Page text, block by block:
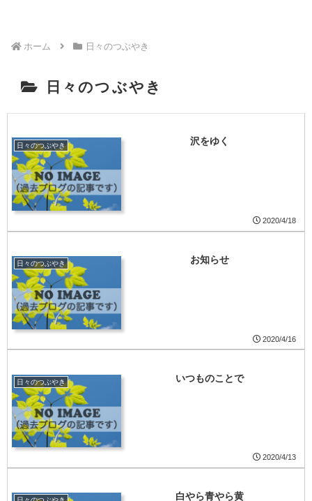
ホーム 日々のつぶやき
日々のつぶやき
日々のつぶやき 沢をゆく
2020/4/18
日々のつぶやき お知らせ
2020/4/16
日々のつぶやき いつものことで
2020/4/13
白やら青やら黄